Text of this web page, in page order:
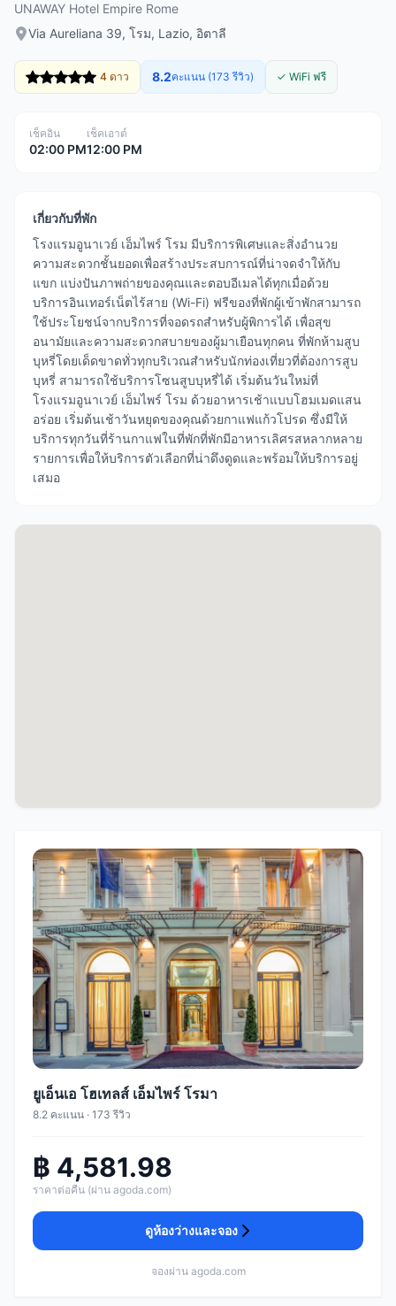
UNAWAY Hotel Empire Rome
Via Aureliana 39, โรม, Lazio, อิตาลี
4 ดาว 8.2คะแนน (173 รีวิว) ✓ WiFi ฟรี
เช็คอิน
02:00 PM
เช็คเอาต์
12:00 PM
เกี่ยวกับที่พัก
โรงแรมอูนาเวย์ เอ็มไพร์ โรม มีบริการพิเศษและสิ่งอำนวย
ความสะดวกชั้นยอดเพื่อสร้างประสบการณ์ที่น่าจดจำให้กับ
แขก แบ่งปันภาพถ่ายของคุณและตอบอีเมลได้ทุกเมื่อด้วย
บริการอินเทอร์เน็ตไร้สาย (Wi-Fi) ฟรีของที่พักผู้เข้าพักสามารถ
ใช้ประโยชน์จากบริการที่จอดรถสำหรับผู้พิการได้ เพื่อสุข
อนามัยและความสะดวกสบายของผู้มาเยือนทุกคน ที่พักห้ามสูบ
บุหรี่โดยเด็ดขาดทั่วทุกบริเวณสำหรับนักท่องเที่ยวที่ต้องการสูบ
บุหรี่ สามารถใช้บริการโซนสูบบุหรี่ได้ เริ่มต้นวันใหม่ที่
โรงแรมอูนาเวย์ เอ็มไพร์ โรม ด้วยอาหารเช้าแบบโฮมเมดแสน
อร่อย เริ่มต้นเช้าวันหยุดของคุณด้วยกาแฟแก้วโปรด ซึ่งมีให้
บริการทุกวันที่ร้านกาแฟในที่พักที่พักมีอาหารเลิศรสหลากหลาย
รายการเพื่อให้บริการตัวเลือกที่น่าดึงดูดและพร้อมให้บริการอยู่
เสมอ
ยูเอ็นเอ โฮเทลส์ เอ็มไพร์ โรมา
8.2 คะแนน · 173 รีวิว
฿ 4,581.98
ราคาต่อคืน (ผ่าน agoda.com)
ดูห้องว่างและจอง
จองผ่าน agoda.com